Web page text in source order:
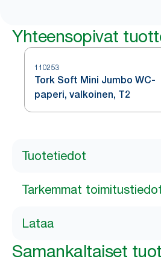
Yhteensopivat
110253
Tork Soft Mini Jumbo WC-
paperi, valkoinen, T2
Tuotetiedot
Tarkemmat
Lataa
Samankaltaiset